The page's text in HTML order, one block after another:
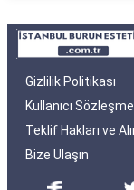
Gizlilik Politikası
Kullanıcı
Teklif Hakları ve
Bize Ulaşın